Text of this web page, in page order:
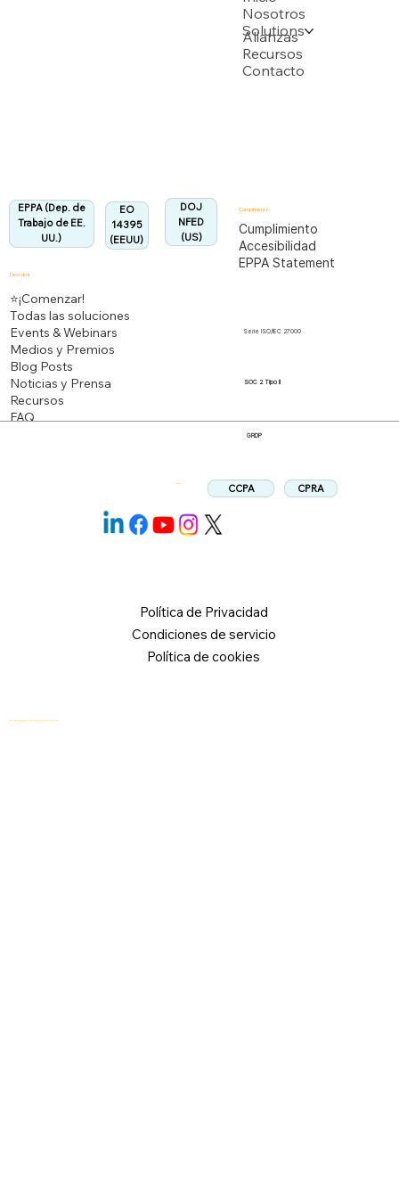
EO
14395
(EEUU)
EPPA (Dep. de
Trabajo de EE.
UU.)
DOJ
NFED
(US)
Nosotros
Solutions
Alianzas
Recursos
Contacto
Descubrir
⭐¡Comenzar!
Todas las soluciones
Events & Webinars
Medios y Premios
Blog Posts
Noticias y Prensa
Recursos
FAQ
Cumplimiento
Cumplimiento
Accesibilidad
EPPA Statement
Serie ISO/IEC 27000
Política de Privacidad
Condiciones de servicio
Política de cookies
SOC 2 Tipo II
GRDP
CCPA CPRA